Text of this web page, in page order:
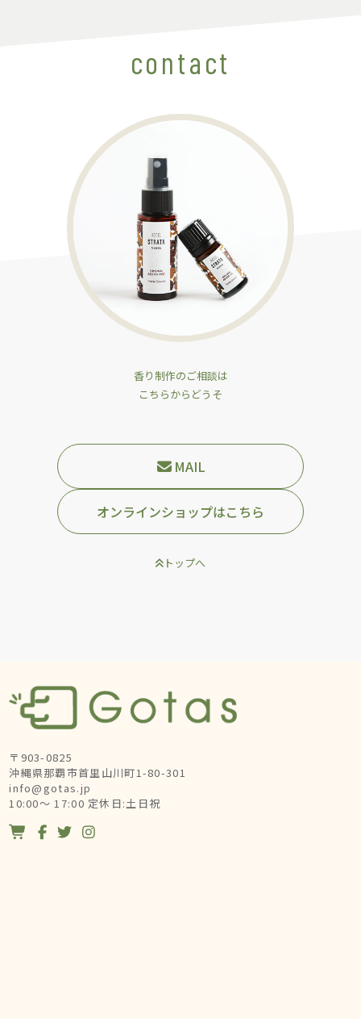
contact
香り制作のご相談は
こちらからどうそ
MAIL
オンラインショップはこちら
トップへ
〒903-0825
沖縄県那覇市首里山川町1-80-301
info@gotas.jp
10:00～ 17:00 定休日:土日祝
   